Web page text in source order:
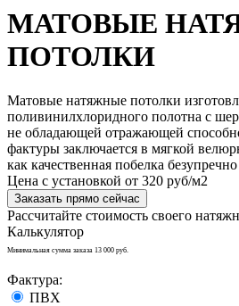
МАТОВЫЕ
ПОТОЛКИ
Матовые натяжные потолки
поливинилхлоридного полотна с
не обладающей отражающей
фактуры заключается в мягкой
как качественная побелка
Цена с установкой от 320 руб/м2
Заказать прямо сейчас
Рассчитайте стоимость своего
Калькулятор
Минимальная сумма заказа 13 000 руб.
Фактура:
ПВХ